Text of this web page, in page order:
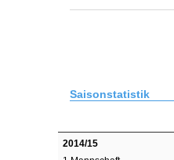
Saisonstatistik
2014/15